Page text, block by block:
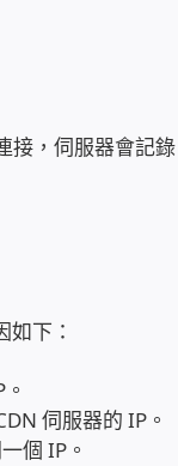
接，伺服器會記錄
下：
伺服器的 IP。
個 IP。